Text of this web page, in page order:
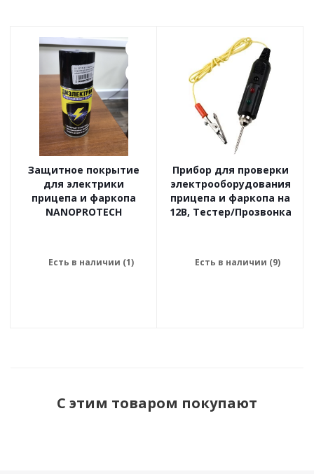
Защитное покрытие
для электрики
прицепа и фаркопа
NANOPROTECH
Есть в наличии (1)
Прибор для проверки
электрооборудования
прицепа и фаркопа на
12В, Тестер/Прозвонка
Есть в наличии (9)
С этим товаром покупают